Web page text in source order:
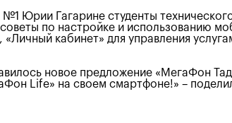
Юрии Гагарине студенты
по настройке и использованию
кабинет» для управления
новое предложение «МегаФон
Life» на своем смартфоне!» –